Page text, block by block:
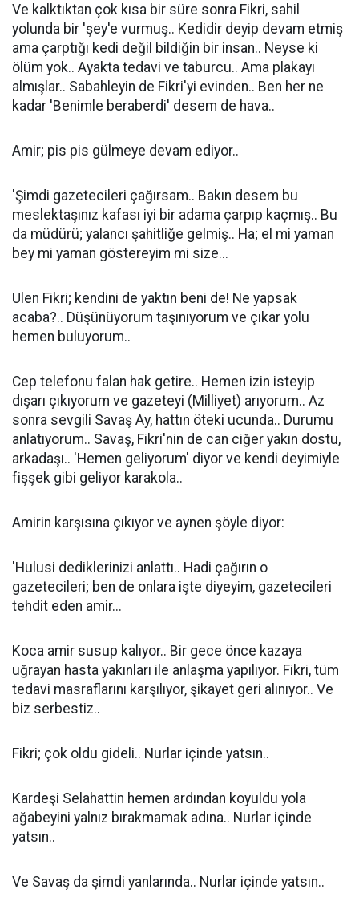
Ve kalktıktan çok kısa bir süre sonra Fikri, sahil
yolunda bir 'şey'e vurmuş.. Kedidir deyip devam etmiş
ama çarptığı kedi değil bildiğin bir insan.. Neyse ki
ölüm yok.. Ayakta tedavi ve taburcu.. Ama plakayı
almışlar.. Sabahleyin de Fikri'yi evinden.. Ben her ne
kadar 'Benimle beraberdi' desem de hava..
Amir; pis pis gülmeye devam ediyor..
'Şimdi gazetecileri çağırsam.. Bakın desem bu
meslektaşınız kafası iyi bir adama çarpıp kaçmış.. Bu
da müdürü; yalancı şahitliğe gelmiş.. Ha; el mi yaman
bey mi yaman göstereyim mi size...
Ulen Fikri; kendini de yaktın beni de! Ne yapsak
acaba?.. Düşünüyorum taşınıyorum ve çıkar yolu
hemen buluyorum..
Cep telefonu falan hak getire.. Hemen izin isteyip
dışarı çıkıyorum ve gazeteyi (Milliyet) arıyorum.. Az
sonra sevgili Savaş Ay, hattın öteki ucunda.. Durumu
anlatıyorum.. Savaş, Fikri'nin de can ciğer yakın dostu,
arkadaşı.. 'Hemen geliyorum' diyor ve kendi deyimiyle
fişşek gibi geliyor karakola..
Amirin karşısına çıkıyor ve aynen şöyle diyor:
'Hulusi dediklerinizi anlattı.. Hadi çağırın o
gazetecileri; ben de onlara işte diyeyim, gazetecileri
tehdit eden amir...
Koca amir susup kalıyor.. Bir gece önce kazaya
uğrayan hasta yakınları ile anlaşma yapılıyor. Fikri, tüm
tedavi masraflarını karşılıyor, şikayet geri alınıyor.. Ve
biz serbestiz..
Fikri; çok oldu gideli.. Nurlar içinde yatsın..
Kardeşi Selahattin hemen ardından koyuldu yola
ağabeyini yalnız bırakmamak adına.. Nurlar içinde
yatsın..
Ve Savaş da şimdi yanlarında.. Nurlar içinde yatsın..